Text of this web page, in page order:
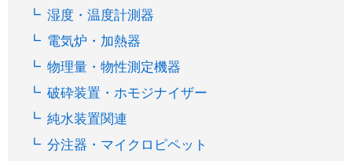
湿度・温度計測器
電気炉・加熱器
物理量・物性測定機器
破砕装置・ホモジナイザー
純水装置関連
分注器・マイクロピペット